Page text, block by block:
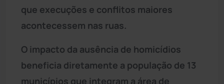
que execuções e conflitos maiores
acontecessem nas ruas.
O impacto da ausência de homicídios
beneficia diretamente a população de 13
municípios que integram a área de